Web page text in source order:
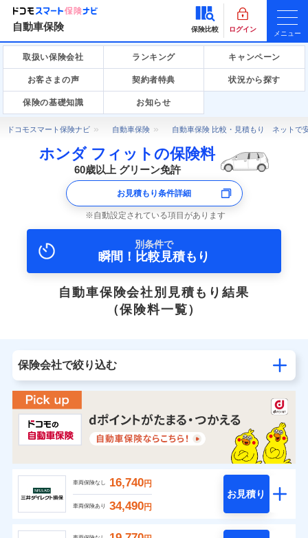
自動車保険 保険比較 ログイン
メニュー
取扱い保険会社 ランキング キャンペーン
お客さまの声 契約者特典 状況から探す
保険の基礎知識 お知らせ
ドコモスマート保険ナビ 自動車保険 自動車保険 比較・見積もり ネットで
ホンダ フィットの保険料
60歳以上 グリーン免許
お見積もり条件詳細
自動設定されている項目があります
別条件で
瞬間！比較見積もり
自動車保険会社別見積もり結果
（保険料一覧）
保険会社で絞り込む
車両保険なし 16,740円
車両保険あり 34,490円
お見積り